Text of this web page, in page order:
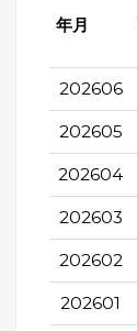
年月
202606
202605
202604
202603
202602
202601